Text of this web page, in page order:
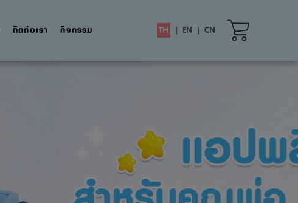
ติดต่อเรา กิจกรรม TH | EN | CN